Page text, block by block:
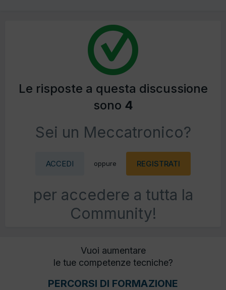
Le risposte a questa discussione
sono 4
Sei un Meccatronico?
ACCEDI oppure REGISTRATI
per accedere a tutta la
Community!
Vuoi aumentare
le tue competenze tecniche?
PERCORSI DI FORMAZIONE